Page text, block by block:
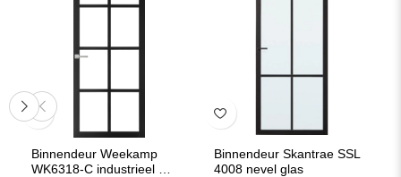
Binnendeur Weekamp
WK6318-C industrieel 80
Binnendeur Skantrae SSL
4008 nevel glas